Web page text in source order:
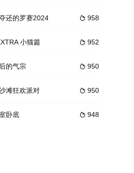
，打败了一
试验装置的操作盘。於是，一瞬间瀞灵廷被
秘密、这个作品真正有人气的秘密是：通
，早先绝大多数幸存者迁往靠近地球的外太
 958
还的罗赛2024
 952
小猫篇
 950
的气宗
 950
滩狂欢派对
 948
卧底